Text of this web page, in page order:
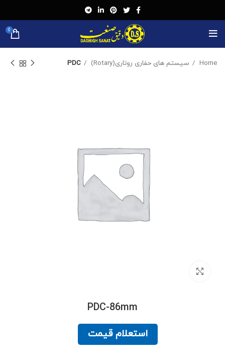
0
Home سیستم های حفاری روتاری(Rotary) PDC
PDC-86mm
استعلام قیمت